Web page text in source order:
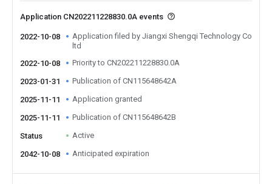
Application CN202211228830.0A events
2022-10-08
Application filed by Jiangxi Shengqi Technology Co
ltd
2022-10-08
Priority to CN202211228830.0A
2023-01-31 Publication of CN115648642A
2025-11-11 Application granted
2025-11-11 Publication of CN115648642B
Status Active
2042-10-08 Anticipated expiration